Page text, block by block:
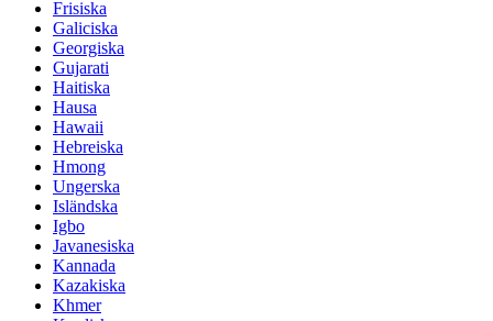
Frisiska
Galiciska
Georgiska
Gujarati
Haitiska
Hausa
Hawaii
Hebreiska
Hmong
Ungerska
Isländska
Igbo
Javanesiska
Kannada
Kazakiska
Khmer